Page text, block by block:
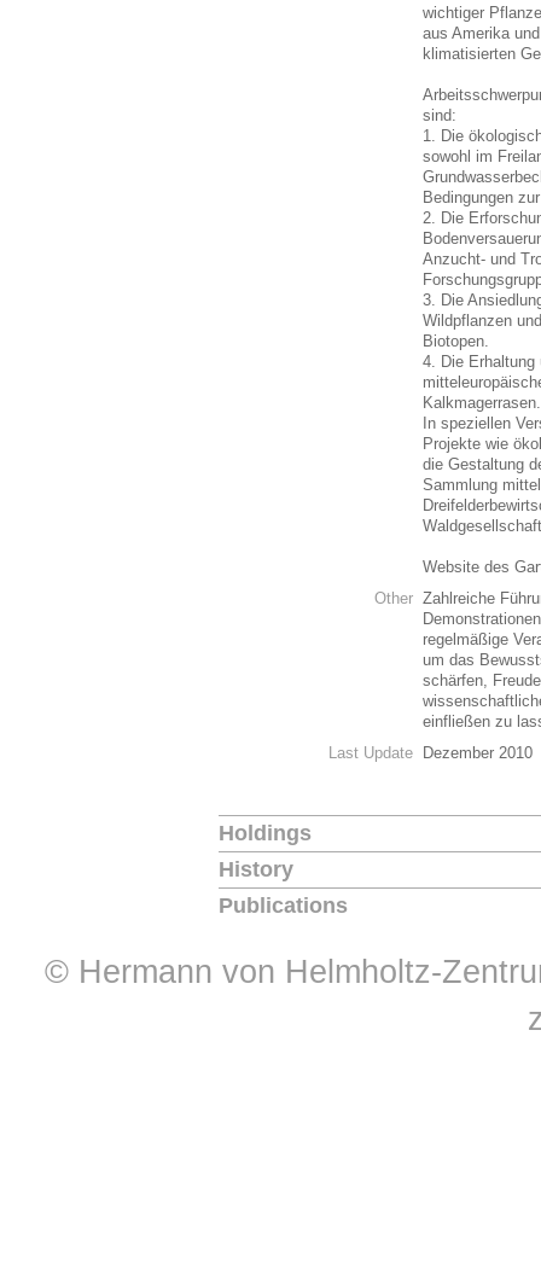
wichtiger
aus Amerika
klimatisierten
sind:
1. Die
sowohl im
Bedingungen
2. Die
Anzucht- und
3. Die
Wildpflanzen
Biotopen.
4. Die Erhaltung
Kalkmagerrasen.
In speziellen
Projekte wie
die Gestaltung
Sammlung
Website des
Other Zahlreiche
regelmäßige
um das
schärfen,
einfließen zu
Last Update
Dezember 2010
Holdings
History
Publications
© Hermann von Helmholtz-